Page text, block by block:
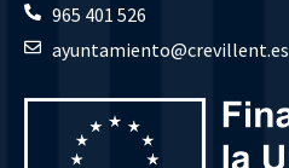
965 401 526
ayuntamiento@crevillent.es